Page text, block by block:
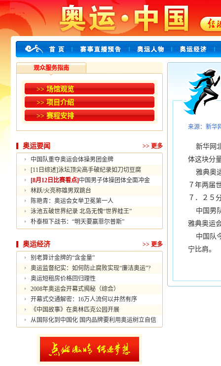
观众服务指南
>> 场馆观览
>> 项目介绍
>> 赛程安排
奥运要闻 >> 更多
中国队重夺奥运会体操男团金牌
[11日综述]泳坛顶尖高手破纪录如刀切豆腐
[8月12日比赛看点] 中国男子体操团体全面冲金
林跃/火亮称雄男双跳台
陈艳青：奥运会女举卫冕第一人
泳池五破世界纪录 北岛无愧“世界蛙王”
朴泰桓下战书：“明天要赢菲尔普斯”
奥运经济 >> 更多
别老算计金牌的“含金量”
奥运监督纪实：如何防止腐败实现“廉洁奥运”?
奥运短租房价格回归理性
2008年奥运会开幕式揭秘（综合）
开幕式交通解密：16万人流何以井然有序
《中国故事》在奥林匹克公园开展
从国际化到中国化 国内品牌要利用奥运树立自信
来源：新华
新华网
体这块分
雅典奥
７年两届
７．２５
中国男
雅典奥运
中国队
宁比肩。